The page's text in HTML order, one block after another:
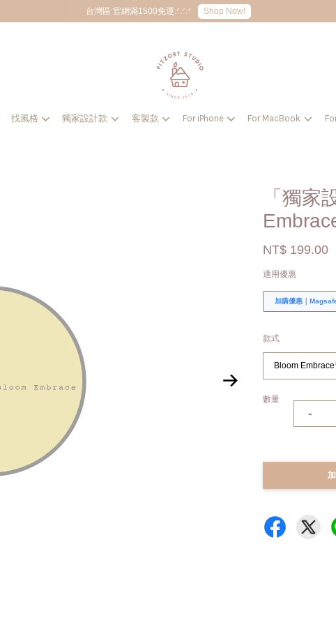
台灣區 官網滿1500免運.ᐟ.ᐟ.ᐟ Shop Now!
找風格 獨家設計款 客製款 For iPhone For MacBook
「獨家
NT$ 199.00
適用優惠
加購優惠｜
款式
數量
-
您的購物車目前還是空的。